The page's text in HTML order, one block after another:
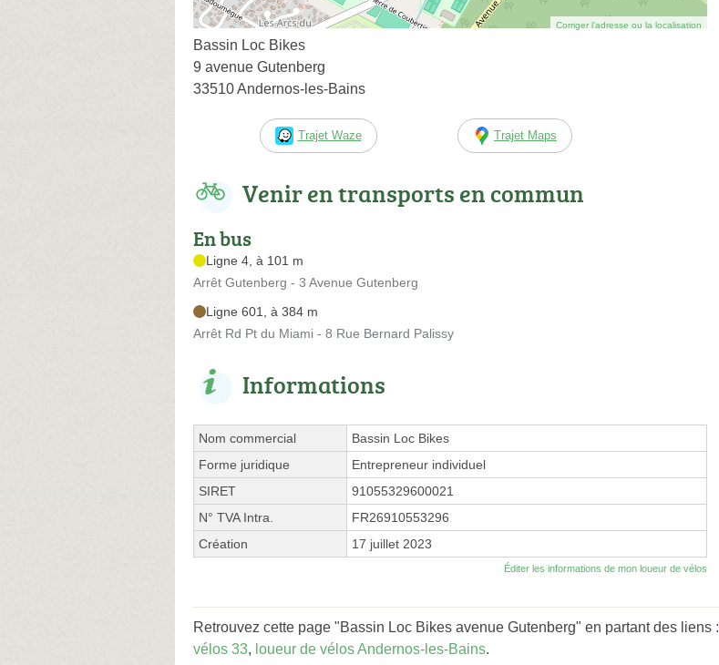
Corriger l’adresse ou la localisation
Bassin Loc Bikes
9 avenue Gutenberg
33510 Andernos-les-Bains
Trajet Waze Trajet Maps
Venir en transports en commun
En bus
Ligne 4, à 101 m
Arrêt Gutenberg - 3 Avenue Gutenberg
Ligne 601, à 384 m
Arrêt Rd Pt du Miami - 8 Rue Bernard Palissy
Informations
Nom commercial
Bassin Loc Bikes
Forme juridique
Entrepreneur individuel
SIRET
91055329600021
N° TVA Intra.
FR26910553296
Création
17 juillet 2023
Éditer les informations de mon loueur de vélos
Retrouvez cette page "Bassin Loc Bikes avenue Gutenberg" en partant des liens :
vélos 33, loueur de vélos Andernos-les-Bains.